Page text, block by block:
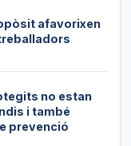
afavorixen
no estan
i també
prevenció